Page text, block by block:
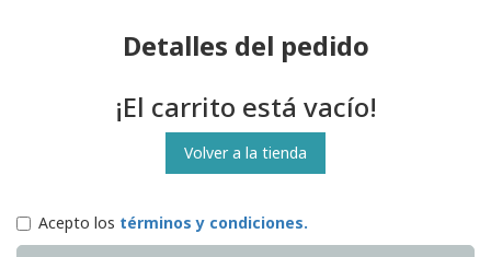
Detalles del pedido
¡El carrito está vacío!
Volver a la tienda
Acepto los términos y condiciones.